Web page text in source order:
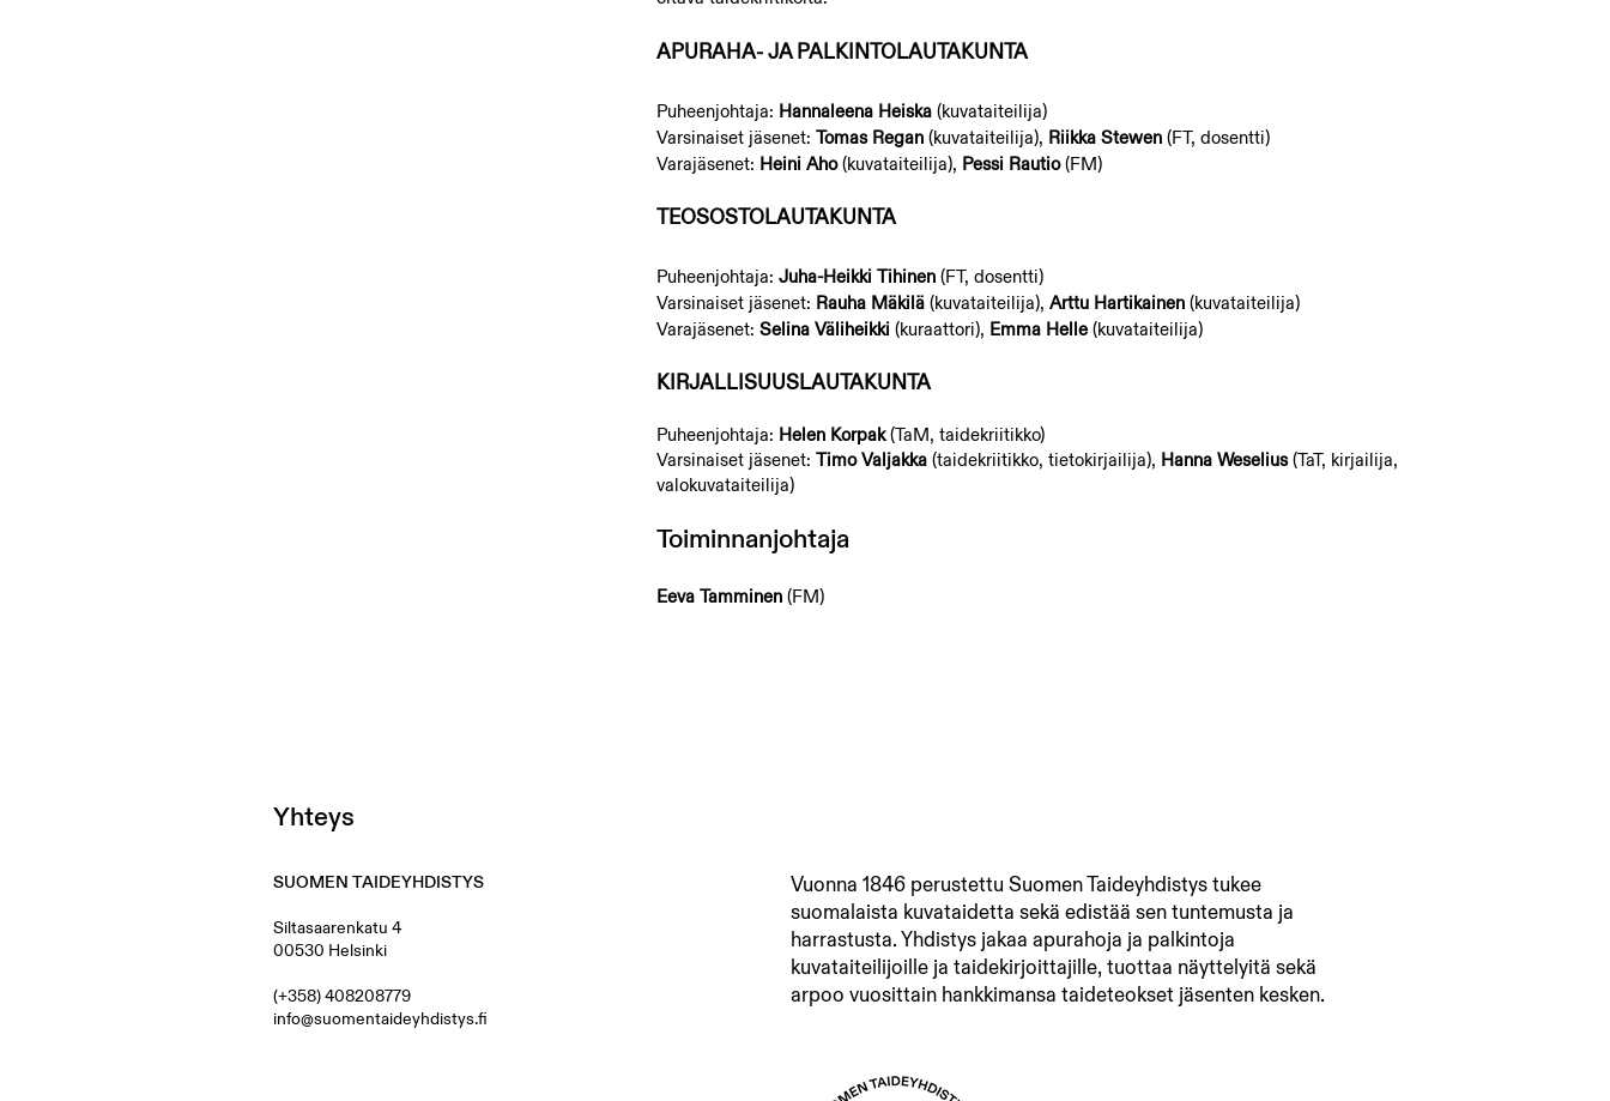
APURAHA- JA PALKINTOLAUTAKUNTA​
Puheenjohtaja: Hannaleena Heiska(kuvataiteilija)
Varsinaiset jäsenet: Tomas Regan(kuvataiteilija), Riikka Stewen(FT, dosentti)
Varajäsenet: Heini Aho(kuvataiteilija), Pessi Rautio(FM)
TEOSOSTOLAUTAKUNTA​
Puheenjohtaja: Juha-Heikki Tihinen(FT, dosentti)
Varsinaiset jäsenet: Rauha Mäkilä (kuvataiteilija), Arttu Hartikainen(kuvataiteilija)
Varajäsenet: Selina Väliheikki(kuraattori), Emma Helle(kuvataiteilija)
KIRJALLISUUSLAUTAKUNTA​
Puheenjohtaja: Helen Korpak(TaM, taidekriitikko)
Varsinaiset jäsenet: Timo Valjakka(taidekriitikko, tietokirjailija), Hanna Weselius(TaT, kirjailija,
valokuvataiteilija)
Toiminnanjohtaja
Eeva Tamminen(FM)
Yhteys
SUOMEN TAIDEYHDISTYS
Siltasaarenkatu 4
00530 Helsinki
(+358) 408208779
info@suomentaideyhdistys.fi
Vuonna 1846 perustettu Suomen Taideyhdistys tukee
suomalaista kuvataidetta sekä edistää sen tuntemusta ja
harrastusta. Yhdistys jakaa apurahoja ja palkintoja
kuvataiteilijoille ja taidekirjoittajille, tuottaa näyttelyitä sekä
arpoo vuosittain hankkimansa taideteokset jäsenten kesken.